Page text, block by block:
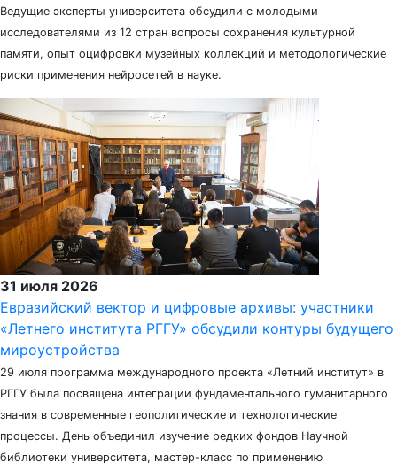
Ведущие эксперты университета обсудили с молодыми
исследователями из 12 стран вопросы сохранения культурной
памяти, опыт оцифровки музейных коллекций и методологические
риски применения нейросетей в науке.
31 июля 2026
Евразийский вектор и цифровые архивы: участники
«Летнего института РГГУ» обсудили контуры будущего
мироустройства
29 июля программа международного проекта «Летний институт» в
РГГУ была посвящена интеграции фундаментального гуманитарного
знания в современные геополитические и технологические
процессы. День объединил изучение редких фондов Научной
библиотеки университета, мастер-класс по применению